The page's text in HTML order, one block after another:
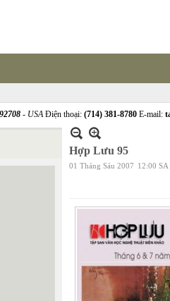
- USAĐiện thoại: (714) 381-8780 E-mail:
Hợp Lưu 95
01 Tháng Sáu 2007 12:00 SA